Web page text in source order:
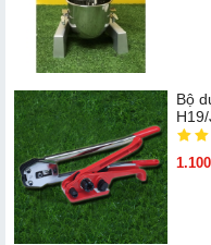
Bộ